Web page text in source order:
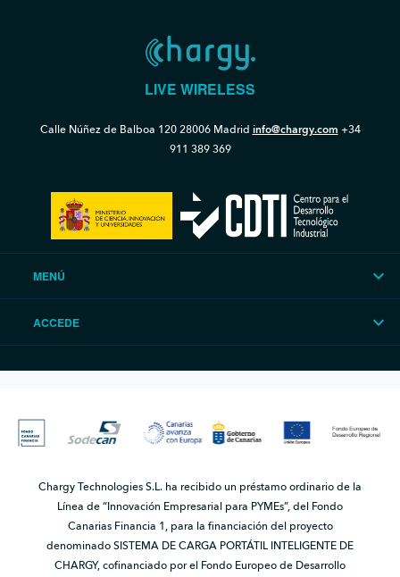
LIVE WIRELESS
Calle Núñez de Balboa 12028006 Madrid info@chargy.com +34
911 389 369
MENÚ
ACCEDE
Chargy Technologies S.L. ha recibido un préstamo ordinario de la
Línea de “Innovación Empresarial para PYMEs”, del Fondo
Canarias Financia 1, para la financiación del proyecto
denominado SISTEMA DE CARGA PORTÁTIL INTELIGENTE DE
CHARGY, cofinanciado por el Fondo Europeo de Desarrollo